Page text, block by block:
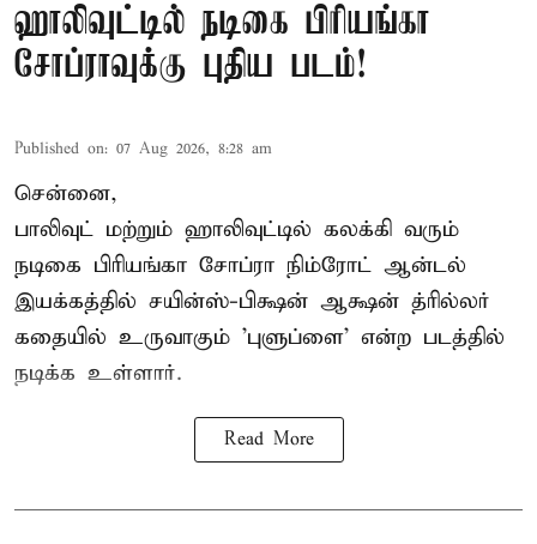
ஹாலிவுட்டில் நடிகை பிரியங்கா
சோப்ராவுக்கு புதிய படம்!
Published on: 07 Aug 2026, 8:28 am
சென்னை,
பாலிவுட் மற்றும் ஹாலிவுட்டில் கலக்கி வரும்
நடிகை பிரியங்கா சோப்ரா நிம்ரோட் ஆன்டல்
இயக்கத்தில் சயின்ஸ்-பிக்ஷன் ஆக்ஷன் த்ரில்லர்
கதையில் உருவாகும் 'புளுப்ளை' என்ற படத்தில்
நடிக்க உள்ளார்.
Read More